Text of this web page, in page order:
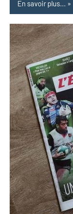
En savoir plus...